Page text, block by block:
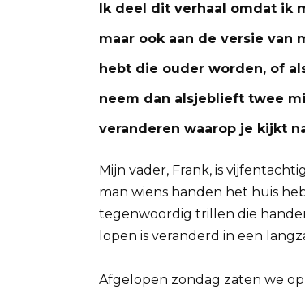
Ik deel dit verhaal omdat ik
maar ook aan de versie van
hebt die ouder worden, of
neem dan alsjeblieft twee
veranderen waarop je kijkt
Mijn vader, Frank, is
man wiens handen het huis
tegenwoordig trillen die
lopen is veranderd in een
Afgelopen zondag zaten we